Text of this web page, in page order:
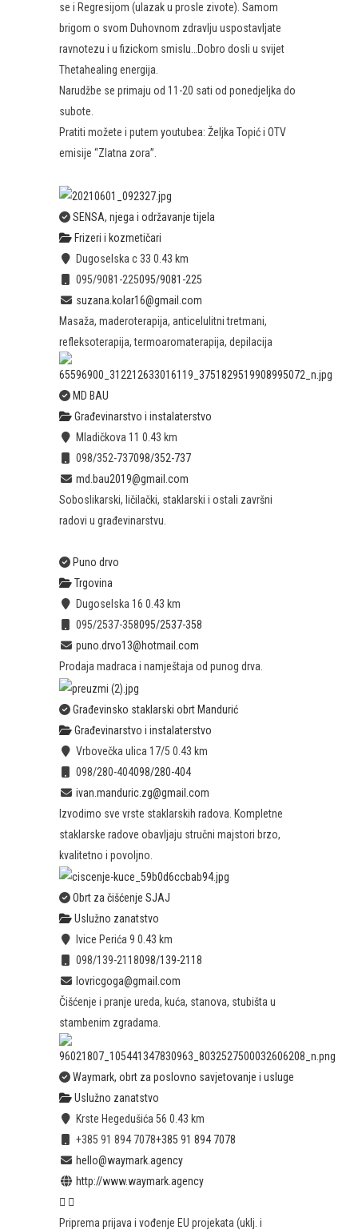
se i Regresijom (ulazak u prosle zivote). Samom
brigom o svom Duhovnom zdravlju uspostavljate
ravnotezu i u fizickom smislu…Dobro dosli u svijet
Thetahealing energija.
Narudžbe se primaju od 11-20 sati od ponedjeljka do
subote.
Pratiti možete i putem youtubea: Željka Topić i OTV
emisije “Zlatna zora”.
SENSA, njega i održavanje tijela
Frizeri i kozmetičari
Dugoselska c 33 0.43 km
095/9081-225095/9081-225
suzana.kolar16@gmail.com
Masaža, maderoterapija, anticelulitni tretmani,
refleksoterapija, termoaromaterapija, depilacija
MD BAU
Građevinarstvo i instalaterstvo
Mladičkova 11 0.43 km
098/352-737098/352-737
md.bau2019@gmail.com
Soboslikarski, ličilački, staklarski i ostali završni
radovi u građevinarstvu.
Puno drvo
Trgovina
Dugoselska 16 0.43 km
095/2537-358095/2537-358
puno.drvo13@hotmail.com
Prodaja madraca i namještaja od punog drva.
Građevinsko staklarski obrt Mandurić
Građevinarstvo i instalaterstvo
Vrbovečka ulica 17/5 0.43 km
098/280-404098/280-404
ivan.manduric.zg@gmail.com
Izvodimo sve vrste staklarskih radova. Kompletne
staklarske radove obavljaju stručni majstori brzo,
kvalitetno i povoljno.
Obrt za čišćenje SJAJ
Uslužno zanatstvo
Ivice Perića 9 0.43 km
098/139-2118098/139-2118
lovricgoga@gmail.com
Čišćenje i pranje ureda, kuća, stanova, stubišta u
stambenim zgradama.
Waymark, obrt za poslovno savjetovanje i usluge
Uslužno zanatstvo
Krste Hegedušića 56 0.43 km
+385 91 894 7078+385 91 894 7078
hello@waymark.agency
http://www.waymark.agency
Priprema prijava i vođenje EU projekata (uklj. i